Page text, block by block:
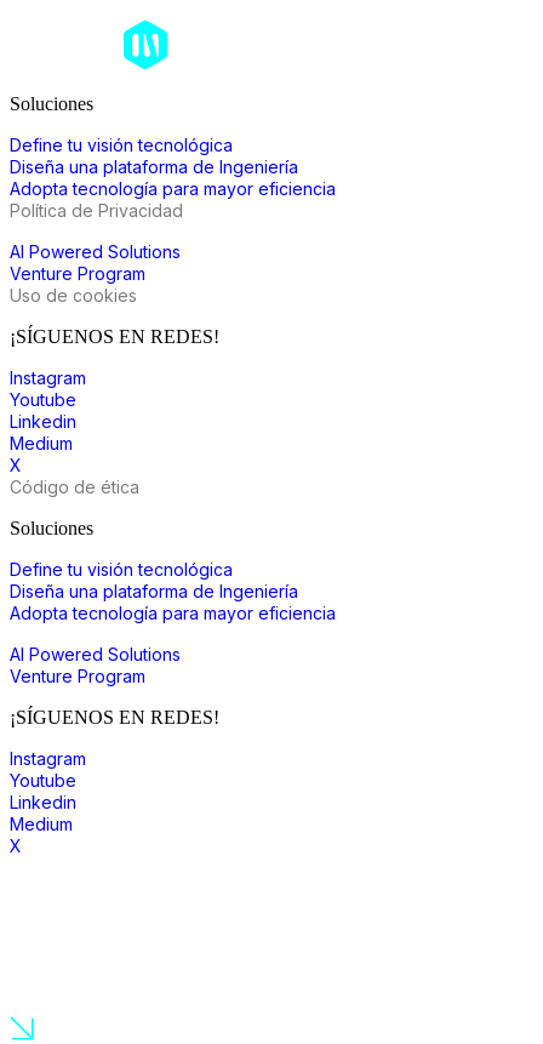
Soluciones
Define tu visión tecnológica
Diseña una plataforma de Ingeniería
Adopta tecnología para mayor eficiencia
Política de Privacidad
AI Powered Solutions
Venture Program
Uso de cookies
¡SÍGUENOS EN REDES!
Instagram
Youtube
Linkedin
Medium
X
Código de ética
Soluciones
Define tu visión tecnológica
Diseña una plataforma de Ingeniería
Adopta tecnología para mayor eficiencia
AI Powered Solutions
Venture Program
¡SÍGUENOS EN REDES!
Instagram
Youtube
Linkedin
Medium
X